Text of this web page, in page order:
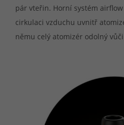
pár vteřin. Horní systém
cirkulaci vzduchu uvnitř
němu celý atomizér odolný